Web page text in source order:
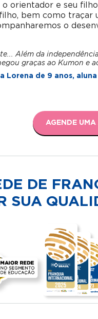
orientador e seu
bem como
o
Além da
graças ao Kumon e
Lorena de 9 anos,
AGENDE
DE
SUA